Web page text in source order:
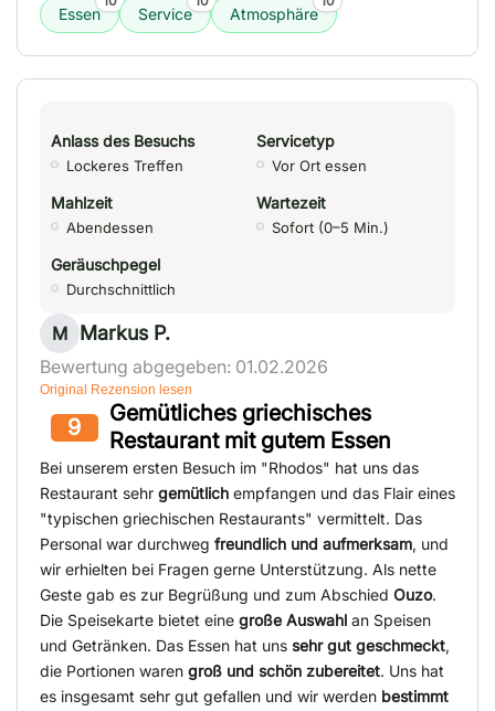
Essen Service Atmosphäre
Anlass des Besuchs
Lockeres Treffen
Servicetyp
Vor Ort essen
Mahlzeit
Abendessen
Wartezeit
Sofort (0–5 Min.)
Geräuschpegel
Durchschnittlich
M Markus P.
Bewertung abgegeben: 01.02.2026
Original Rezension lesen
9
Gemütliches griechisches
Restaurant mit gutem Essen
Bei unserem ersten Besuch im "Rhodos" hat uns das
Restaurant sehr gemütlich empfangen und das Flair eines
"typischen griechischen Restaurants" vermittelt. Das
Personal war durchweg freundlich und aufmerksam, und
wir erhielten bei Fragen gerne Unterstützung. Als nette
Geste gab es zur Begrüßung und zum Abschied Ouzo.
Die Speisekarte bietet eine große Auswahl an Speisen
und Getränken. Das Essen hat uns sehr gut geschmeckt,
die Portionen waren groß und schön zubereitet. Uns hat
es insgesamt sehr gut gefallen und wir werden bestimmt